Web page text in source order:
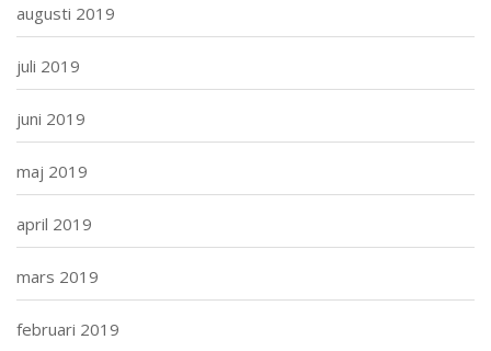
augusti 2019
juli 2019
juni 2019
maj 2019
april 2019
mars 2019
februari 2019